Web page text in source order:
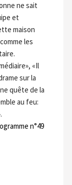
ne sait
et
maison
les
«Il
sur la
quête de la
au feu:
n°49